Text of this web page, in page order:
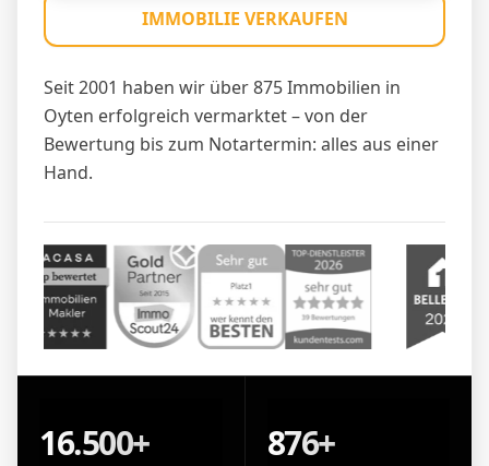
Seit 2001 haben wir über 875 Immobilien in
Oyten erfolgreich vermarktet – von der
Bewertung bis zum Notartermin: alles aus einer
Hand.
IMMOBILIE VERKAUFEN
16.500+ 876+